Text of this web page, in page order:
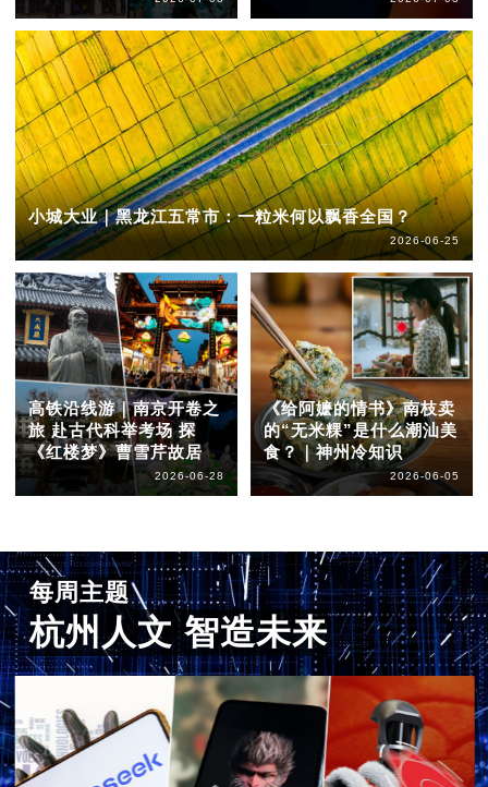
小城大业｜黑龙江五常市：一粒米何以飘香全国？
2026-06-25
高铁沿线游｜南京开卷之
旅 赴古代科举考场 探
《红楼梦》曹雪芹故居
2026-06-28
《给阿嬷的情书》南枝卖
的“无米粿”是什么潮汕美
食？｜神州冷知识
2026-06-05
每周主题
杭州人文 智造未来